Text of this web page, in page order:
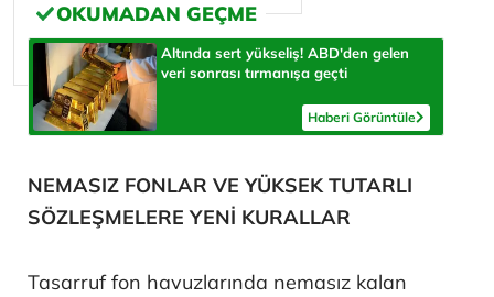
Altında sert yükseliş! ABD'den gelen
veri sonrası tırmanışa geçti
Haberi Görüntüle
NEMASIZ FONLAR VE YÜKSEK TUTARLI
SÖZLEŞMELERE YENİ KURALLAR
Tasarruf fon havuzlarında nemasız kalan